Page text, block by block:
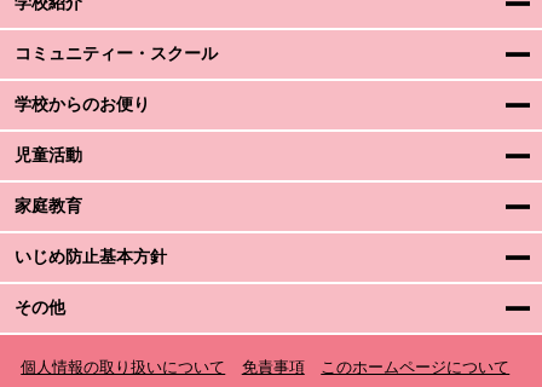
コミュニティー・スクール
学校からのお便り
児童活動
家庭教育
いじめ防止基本方針
その他
個人情報の取り扱いについて 免責事項 このホームページについて